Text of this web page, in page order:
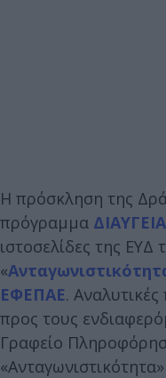
Η πρόσκληση της
πρόγραμμα ΔΙΑΥΓΕΙΑ
ιστοσελίδες της
«
ΕΦΕΠΑΕ.
προς τους
Γραφείο